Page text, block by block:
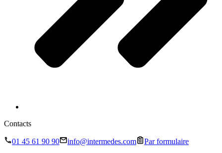
Contacts
01 45 61 90 90 info@intermedes.com
Par formulaire